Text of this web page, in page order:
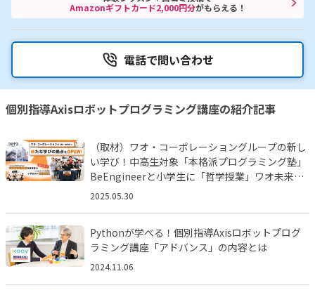
Amazonギフトカード2,000円分がもらえる！
電話で問い合わせ
個別指導Axisロボットプログラミング講座の紹介記事
（取材）ワオ・コーポレーショングループの新し
い学び！中高生対象「本格派プログラミング塾」
BeEngineerと小学生に「哲学授業」ワオ未来塾
とは!?
2025.05.30
Pythonが学べる！個別指導Axisロボットプログ
ラミング講座「アドバンス」の内容とは
2024.11.06